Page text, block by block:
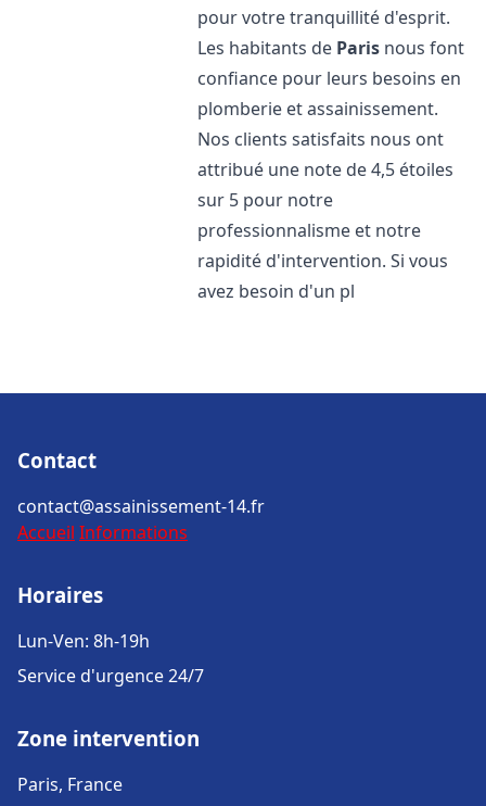
pour votre tranquillité d'esprit.
Les habitants de Paris nous font
confiance pour leurs besoins en
plomberie et assainissement.
Nos clients satisfaits nous ont
attribué une note de 4,5 étoiles
sur 5 pour notre
professionnalisme et notre
rapidité d'intervention. Si vous
avez besoin d'un pl
Contact
contact@assainissement-14.fr
Accueil Informations
Horaires
Lun-Ven: 8h-19h
Service d'urgence 24/7
Zone intervention
Paris, France